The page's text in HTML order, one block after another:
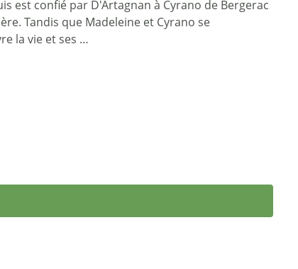
est confié par D'Artagnan à Cyrano de Bergerac
Tandis que Madeleine et Cyrano se
la vie et ses …